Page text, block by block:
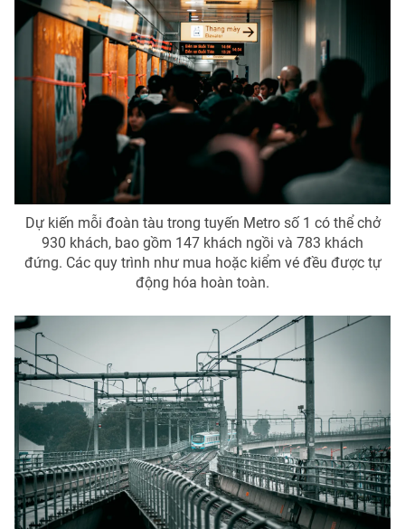
Photo Infographic
Video Shorts video
VTV Money VTV Thể thao
VTV Sức khoẻ Bất động sản
Thị trường 24h Tấm lòng Việt
Vươn mình bằng AI
VTV9 VTV8
Liên hệ tòa soạn English
THỜI BÁO VTV
Dự kiến mỗi đoàn tàu trong tuyến Metro số 1 có thể chở
930 khách, bao gồm 147 khách ngồi và 783 khách
đứng. Các quy trình như mua hoặc kiểm vé đều được tự
động hóa hoàn toàn.